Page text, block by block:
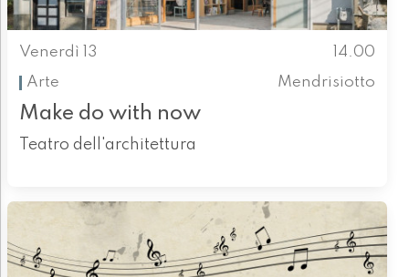
Venerdì 13
14.00
Arte
Mendrisiotto
Make do with now
Teatro dell'architettura